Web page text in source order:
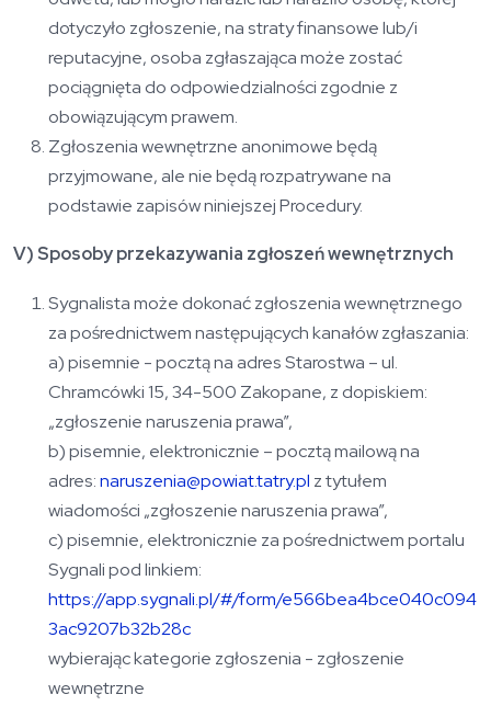
dotyczyło zgłoszenie, na straty finansowe lub/i
reputacyjne, osoba zgłaszająca może zostać
pociągnięta do odpowiedzialności zgodnie z
obowiązującym prawem.
Zgłoszenia wewnętrzne anonimowe będą
przyjmowane, ale nie będą rozpatrywane na
podstawie zapisów niniejszej Procedury.
V) Sposoby przekazywania zgłoszeń wewnętrznych
Sygnalista może dokonać zgłoszenia wewnętrznego
za pośrednictwem następujących kanałów zgłaszania:
a) pisemnie - pocztą na adres Starostwa – ul.
Chramcówki 15, 34-500 Zakopane, z dopiskiem:
„zgłoszenie naruszenia prawa”,
b) pisemnie, elektronicznie – pocztą mailową na
adres:naruszenia@powiat.tatry.pl z tytułem
wiadomości „zgłoszenie naruszenia prawa”,
c) pisemnie, elektronicznie za pośrednictwem portalu
Sygnali pod linkiem:
https://app.sygnali.pl/#/form/e566bea4bce040c094
3ac9207b32b28c
wybierając kategorie zgłoszenia - zgłoszenie
wewnętrzne